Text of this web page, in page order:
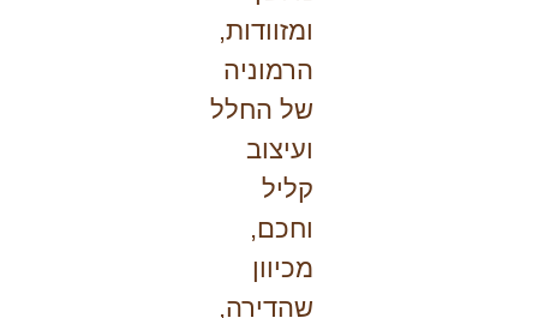
ומזוודות,
הרמוניה
של החלל
ועיצוב
קליל
וחכם,
מכיוון
שהדירה,